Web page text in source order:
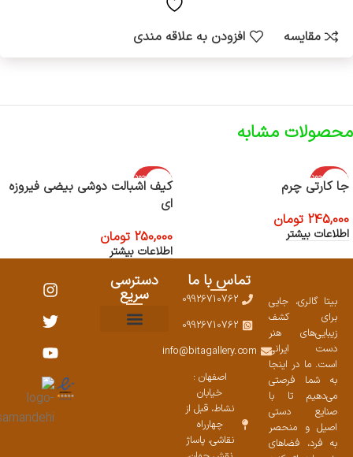
مقایسه افزودن به علاقه مندی
محصولات مشابه
اتمام موجود
ی
جا کارتی چرم
245,000 تومان
اطلاعات بیشتر
اتمام موجود
ی
کیف اشبالت دوشی بیضی فیروزه
ای
250,000 تومان
اطلاعات بیشتر
بیتا گالری، جایی
برای کشف
زیبایی‌های هنر
دست ایرانی
است. ما در اینجا
به شما فرصتی
می‌دهیم تا با
صنایع دستی
اصیل و منحصر
به فرد، فضاهای
تماس با ما
09926710762
09926710762
info@bitagallery.com
اصفهان :
خیابان
نشاط، قبل از
چهارراه
نقاشی، پاساژ
دسترسی
سریع